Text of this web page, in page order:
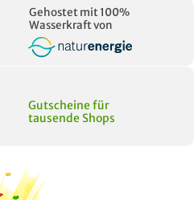
Gehostet mit 100%
Wasserkraft von
Gutscheine für
tausende Shops